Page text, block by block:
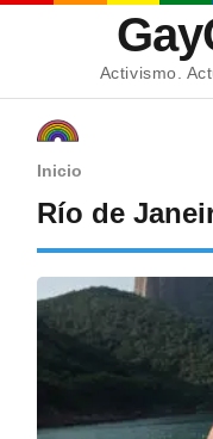
Activismo.
Inicio
Río de